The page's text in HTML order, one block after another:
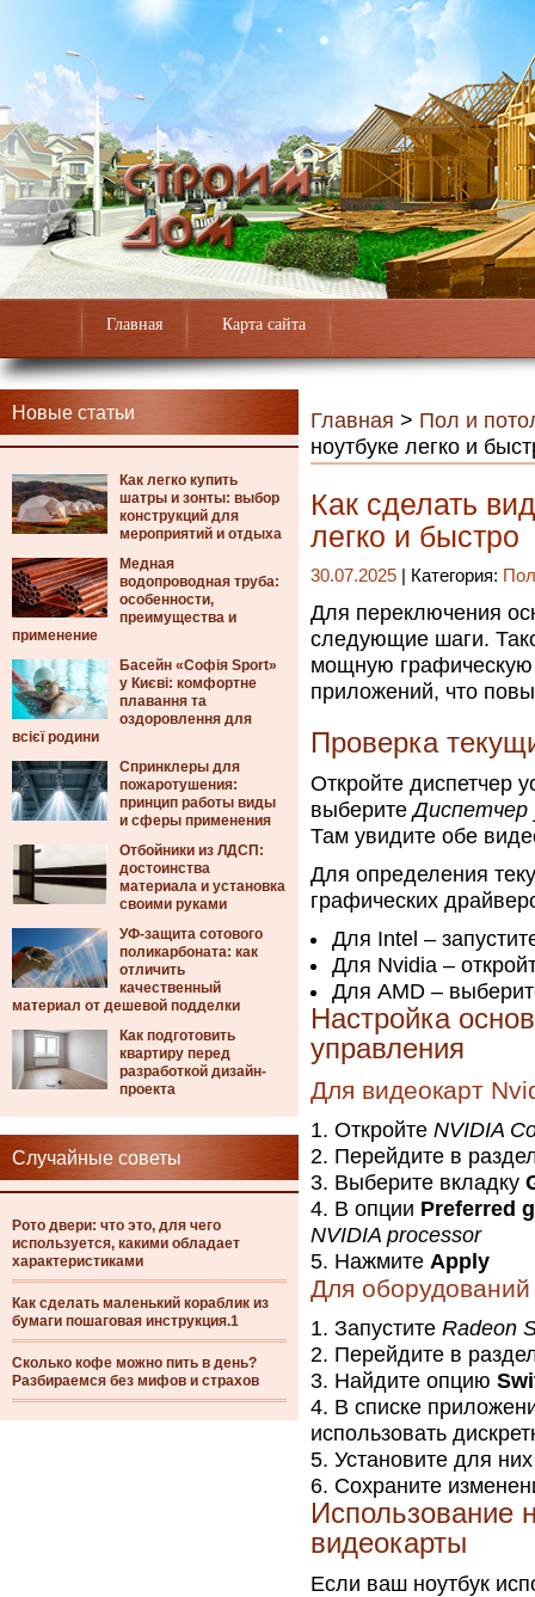
Главная Карта сайта
Новые статьи
Как легко купить
шатры и зонты: выбор
конструкций для
мероприятий и отдыха
Медная
водопроводная труба:
особенности,
преимущества и
применение
Басейн «Софія Sport»
у Києві: комфортне
плавання та
оздоровлення для
всієї родини
Спринклеры для
пожаротушения:
принцип работы виды
и сферы применения
Отбойники из ЛДСП:
достоинства
материала и установка
своими руками
УФ-защита сотового
поликарбоната: как
отличить
качественный
материал от дешевой подделки
Как подготовить
квартиру перед
разработкой дизайн-
проекта
Случайные советы
Рото двери: что это, для чего
используется, какими обладает
характеристиками
Как сделать маленький кораблик из
бумаги пошаговая инструкция.1
Сколько кофе можно пить в день?
Разбираемся без мифов и страхов
Главная > Пол и
ноутбуке легко и
Как сделать
легко и быстро
30.07.2025 | Категория:
Для переключения
следующие шаги.
мощную графическую
приложений, что
Проверка
Откройте диспетчер
выберитеДиспетчер
Там увидите обе
Для определения
графических
Для Intel –
Для Nvidia –
Для AMD –
Настройка
управления
Для видеокарт
Откройте NVIDIA
Перейдите в
Выберите вкладку
В опции Preferred
NVIDIA processor
Нажмите Apply
Для
Запустите Radeon
Перейдите в
Найдите опцию
В списке
использовать
Установите для
Сохраните
Использование
видеокарты
Если ваш ноутбук